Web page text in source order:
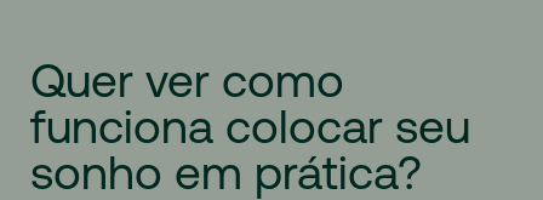
Quer ver como
funciona colocar seu
sonho em prática?